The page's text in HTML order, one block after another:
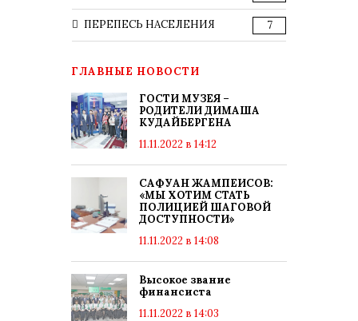
ПЕРЕПЕСЬ НАСЕЛЕНИЯ 7
ГЛАВНЫЕ НОВОСТИ
ГОСТИ МУЗЕЯ –
РОДИТЕЛИ ДИМАША
КУДАЙБЕРГЕНА
11.11.2022 в 14:12
САФУАН ЖАМПЕИСОВ:
«МЫ ХОТИМ СТАТЬ
ПОЛИЦИЕЙ ШАГОВОЙ
ДОСТУПНОСТИ»
11.11.2022 в 14:08
Высокое звание
финансиста
11.11.2022 в 14:03